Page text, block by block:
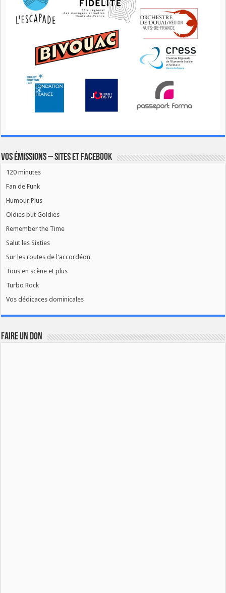
Vos émissions – Sites et Facebook
120 minutes
Fan de Funk
Humour Plus
Oldies but Goldies
Remember the Time
Salut les Sixties
Sur les routes de l'accordéon
Tous en scène et plus
Turbo Rock
Vos dédicaces dominicales
FAIRE UN DON